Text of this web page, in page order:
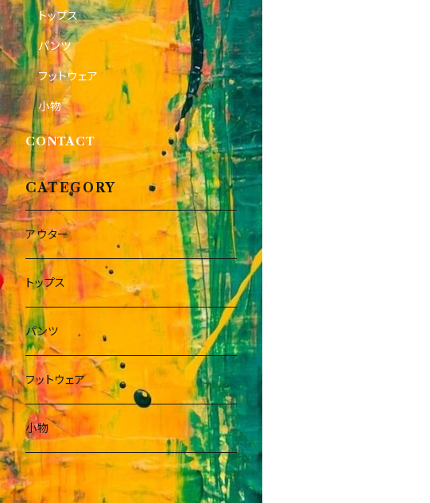
トップス
パンツ
フットウェア
小物
CONTACT
CATEGORY
アウター
トップス
パンツ
フットウェア
小物